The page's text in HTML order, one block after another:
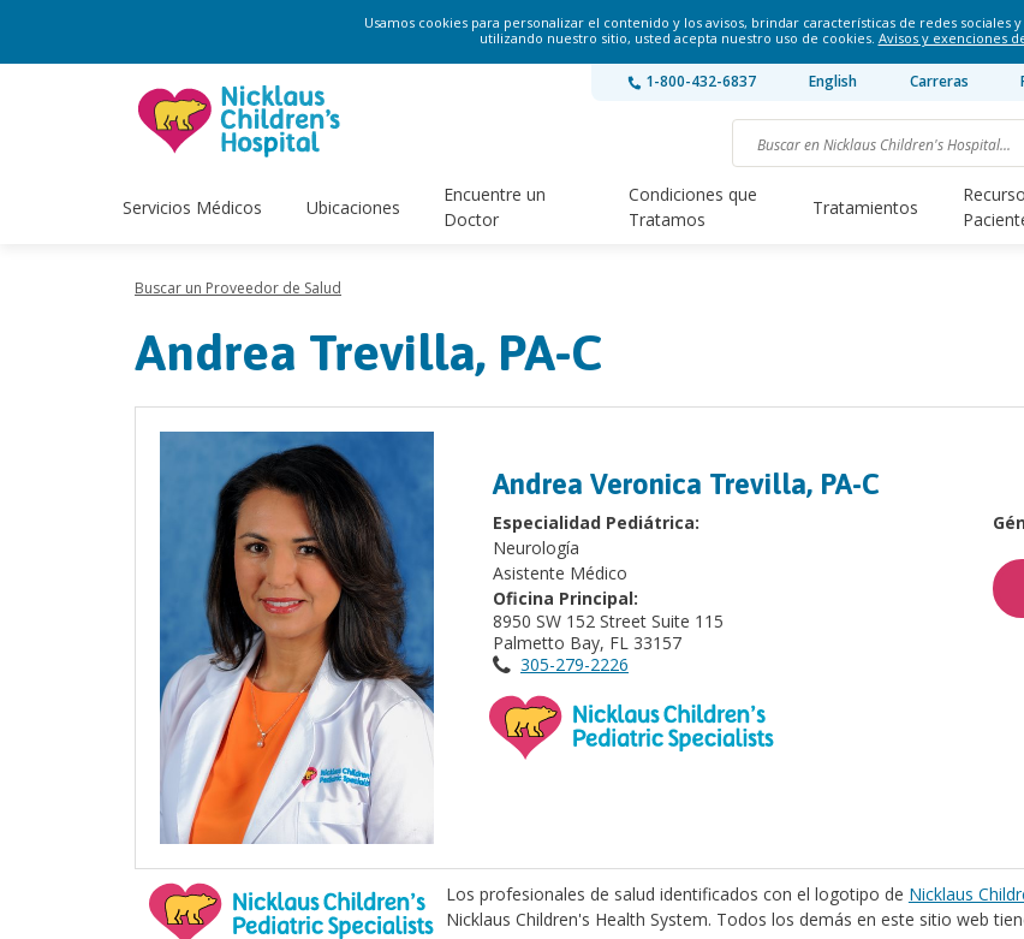
Usamos cookies para personalizar el contenido y los avisos, brindar características de redes sociales
utilizando nuestro sitio, usted acepta nuestro uso de cookies. Avisos y exenciones
1-800-432-6837 English Carreras
Servicios Médicos Ubicaciones
Encuentre un
Doctor
Condiciones que
Tratamos
Tratamientos
Buscar un Proveedor de Salud
Andrea Trevilla, PA-C
Andrea Veronica Trevilla, PA-C
Especialidad Pediátrica:
Neurología
Asistente Médico
Oficina Principal:
8950 SW 152 Street Suite 115
Palmetto Bay, FL 33157
305-279-2226
Los profesionales de salud identificados con el logotipo de Nicklaus
Nicklaus Children's Health System. Todos los demás en este sitio web